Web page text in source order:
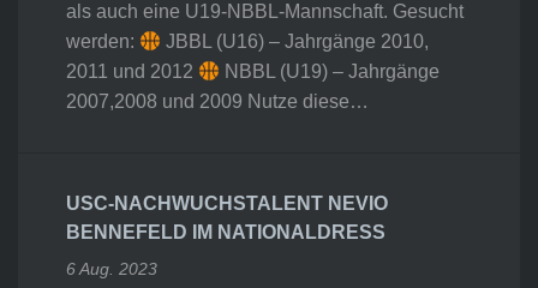
als auch eine U19-NBBL-Mannschaft. Gesucht
werden:
JBBL (U16) – Jahrgänge 2010,
2011 und 2012
NBBL (U19) – Jahrgänge
2007,2008 und 2009 Nutze diese…
USC-NACHWUCHSTALENT NEVIO
BENNEFELD IM NATIONALDRESS
6 Aug. 2023